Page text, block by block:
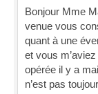
Bonjour Mme
venue vous
quant à une
et vous
opérée il y a
n’est pas